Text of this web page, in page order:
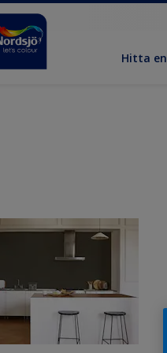
Hitta